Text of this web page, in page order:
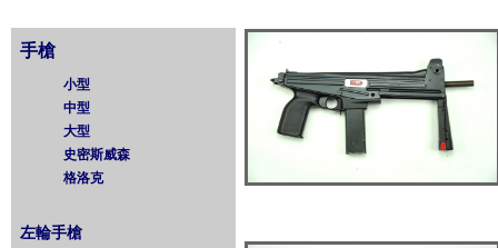
手槍
小型
中型
大型
史密斯威森
格洛克
左輪手槍